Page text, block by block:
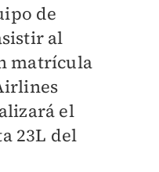
de
al
matrícula
el
23L del